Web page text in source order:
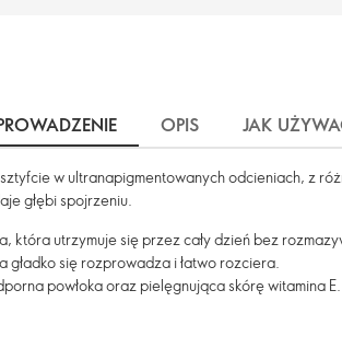
OPIS JAK
w ultranapigmentowanych odcieniach, z
głębi spojrzeniu.
która utrzymuje się przez cały dzień bez
gładko się rozprowadza i łatwo rozciera.
powłoka oraz pielęgnująca skórę witamina E.